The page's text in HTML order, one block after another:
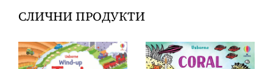
СЛИЧНИ ПРОДУКТИ